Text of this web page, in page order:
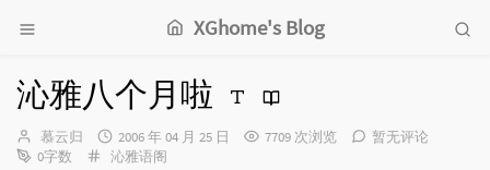
XGhome's Blog
沁雅八个月啦
博
主：
慕云归
发
布
2006 年 04 月 25 日 7709 次浏览
暂无评论
0字数
分
沁雅语阁